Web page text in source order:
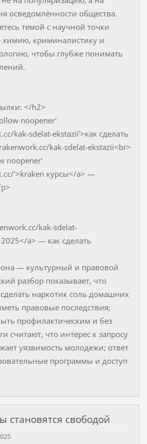
осведомлённости общества.
темой с научной точки
химию, криминалистику и
чтобы глубже понимать
</h2>
noopener'
kak-sdelat-ekstazii'>как сделать
kak-sdelat-ekstazii<br>
noopener'
'>kraken курсы</a> —
kak-sdelat-
2025</a> — как сделать
— культурный и правовой
разбор показывает, что
наркотик соль домашних
правовые последствия;
профилактическим и без
считают, что интерес к запросу
уязвимость молодежи; ответ
программы и доступ
становятся свободой